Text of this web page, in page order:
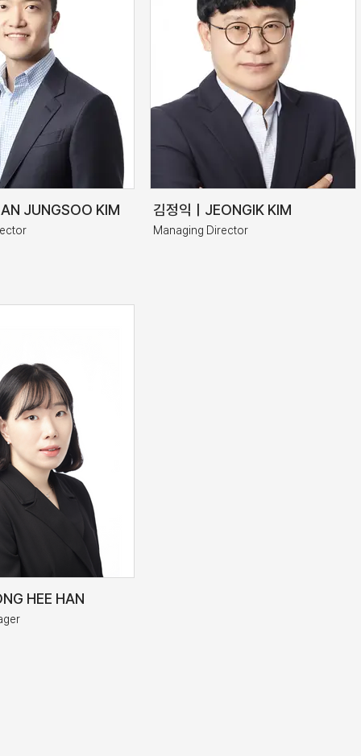
JUNGSOO KIM 김정익ㅣJEONGIK KIM
Managing Director
HEE HAN